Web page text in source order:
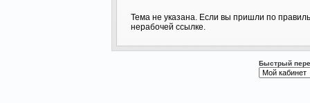
Тема не указана. Если вы пришли по
нерабочей ссылке.
Быстрый